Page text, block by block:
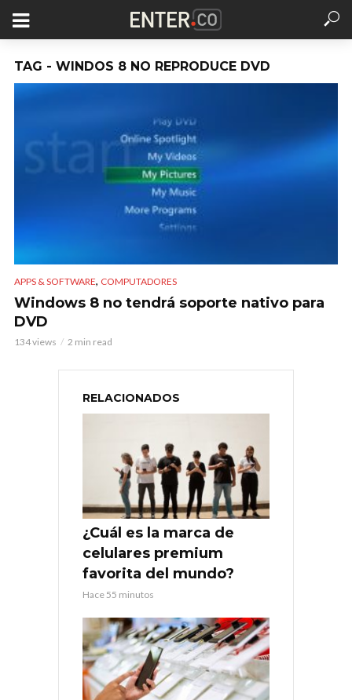
TAG - WINDOS 8 NO REPRODUCE DVD
APPS & SOFTWARE, COMPUTADORES
Windows 8 no tendrá soporte nativo para
DVD
134 views 2 min read
RELACIONADOS
¿Cuál es la marca de
celulares premium
favorita del mundo?
Hace 55 minutos